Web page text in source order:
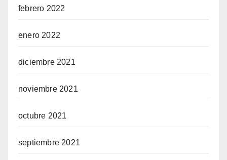
febrero 2022
enero 2022
diciembre 2021
noviembre 2021
octubre 2021
septiembre 2021